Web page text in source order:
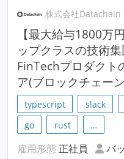
株式会社Datachain
【最大給与1800万
ップクラスの技術
FinTechプロダクト
ア(ブロックチェー
typescript slack
go
rust …
雇用形態 正社員 バ